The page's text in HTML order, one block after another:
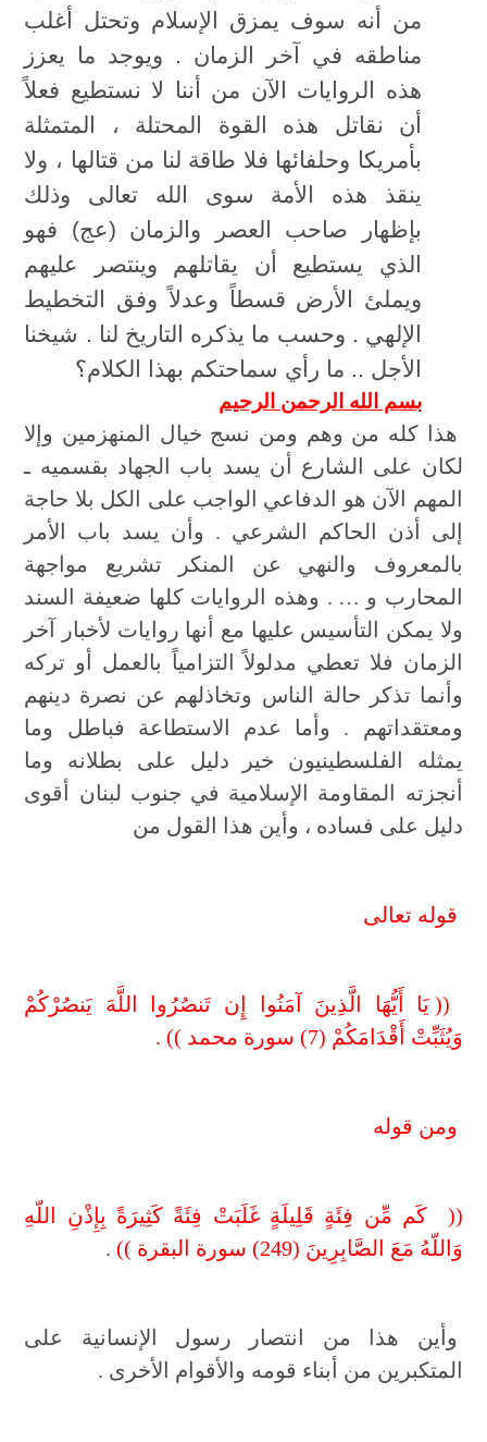
من أنه سوف يمزق الإسلام وتحتل أغلب
مناطقه في آخر الزمان . ويوجد ما يعزز
هذه الروايات الآن من أننا لا نستطيع فعلاً
أن نقاتل هذه القوة المحتلة ، المتمثلة
بأمريكا وحلفائها فلا طاقة لنا من قتالها ، ولا
ينقذ هذه الأمة سوى الله تعالى وذلك
بإظهار صاحب العصر والزمان (عج) فهو
الذي يستطيع أن يقاتلهم وينتصر عليهم
ويملئ الأرض قسطاً وعدلاً وفق التخطيط
الإلهي . وحسب ما يذكره التاريخ لنا . شيخنا
الأجل .. ما رأي سماحتكم بهذا الكلام؟
بسم الله الرحمن الرحيم
هذا كله من وهم ومن نسج خيال المنهزمين وإلا
لكان على الشارع أن يسد باب الجهاد بقسميه ـ
المهم الآن هو الدفاعي الواجب على الكل بلا حاجة
إلى أذن الحاكم الشرعي . وأن يسد باب الأمر
بالمعروف والنهي عن المنكر تشريع مواجهة
المحارب و … . وهذه الروايات كلها ضعيفة السند
ولا يمكن التأسيس عليها مع أنها روايات لأخبار آخر
الزمان فلا تعطي مدلولاً التزامياً بالعمل أو تركه
وأنما تذكر حالة الناس وتخاذلهم عن نصرة دينهم
ومعتقداتهم . وأما عدم الاستطاعة فباطل وما
يمثله الفلسطينيون خير دليل على بطلانه وما
أنجزته المقاومة الإسلامية في جنوب لبنان أقوى
دليل على فساده ، وأين هذا القول من
قوله تعالى
(( يَا أَيُّهَا الَّذِينَ آمَنُوا إِن تَنصُرُوا اللَّهَ يَنصُرْكُمْ
وَيُثَبِّتْ أَقْدَامَكُمْ (7) سورة محمد )) .
ومن قوله
(( كَم مِّن فِئَةٍ قَلِيلَةٍ غَلَبَتْ فِئَةً كَثِيرَةً بِإِذْنِ اللّهِ
وَاللّهُ مَعَ الصَّابِرِينَ (249) سورة البقرة ))
.
وأين هذا من انتصار رسول الإنسانية على
المتكبرين من أبناء قومه والأقوام الأخرى .